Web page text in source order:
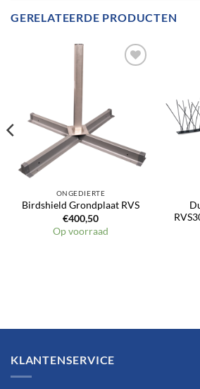
GERELATEERDE PRODUCTEN
ONGEDIERTE
Birdshield Grondplaat RVS
€400,50
Op voorraad
KLANTENSERVICE